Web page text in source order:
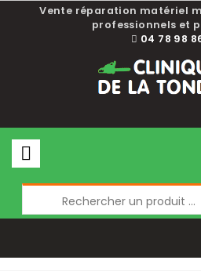
Vente réparation matériel
professionnels et
04 78 98